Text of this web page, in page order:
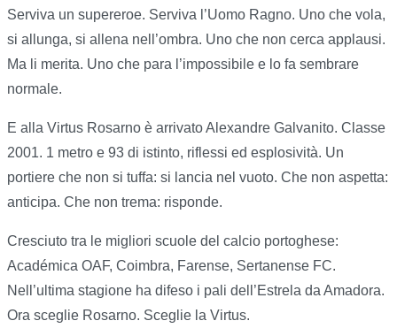
Serviva un supereroe. Serviva l’Uomo Ragno. Uno che vola,
si allunga, si allena nell’ombra. Uno che non cerca applausi.
Ma li merita. Uno che para l’impossibile e lo fa sembrare
normale.
E alla Virtus Rosarno è arrivato Alexandre Galvanito. Classe
2001. 1 metro e 93 di istinto, riflessi ed esplosività. Un
portiere che non si tuffa: si lancia nel vuoto. Che non aspetta:
anticipa. Che non trema: risponde.
Cresciuto tra le migliori scuole del calcio portoghese:
Académica OAF, Coimbra, Farense, Sertanense FC.
Nell’ultima stagione ha difeso i pali dell’Estrela da Amadora.
Ora sceglie Rosarno. Sceglie la Virtus.